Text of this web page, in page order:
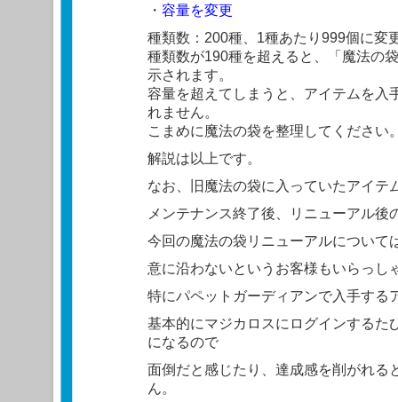
・ 容量を変更
種類数：200種、1種あたり999個に変
種類数が190種を超えると、「魔法の
示されます。
容量を超えてしまうと、アイテムを入
れません。
こまめに魔法の袋を整理してください
解説は以上です。
なお、旧魔法の袋に入っていたアイテ
メンテナンス終了後、リニューアル後
今回の魔法の袋リニューアルについて
意に沿わないというお客様もいらっし
特にパペットガーディアンで入手する
基本的にマジカロスにログインするた
になるので
面倒だと感じたり、達成感を削がれる
ん。